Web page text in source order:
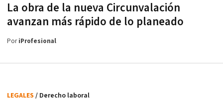
La obra de la nueva Circunvalación
avanzan más rápido de lo planeado
PoriProfesional
LEGALES / Derecho laboral